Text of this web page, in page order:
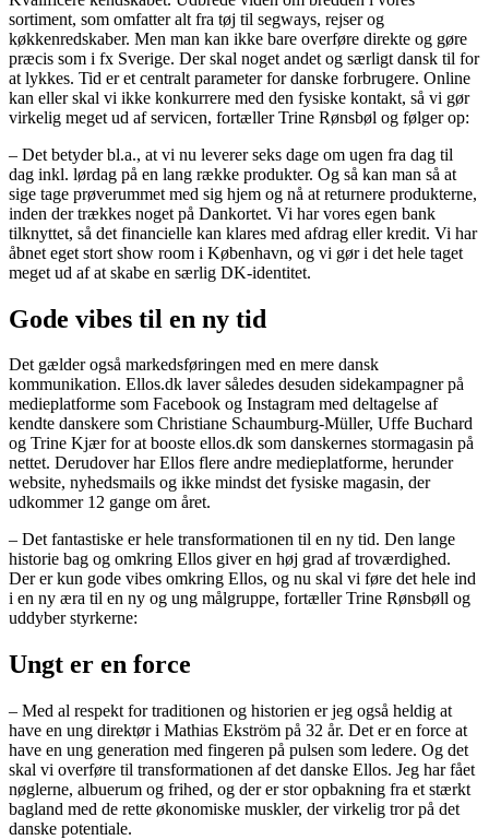
sortiment, som omfatter alt fra tøj til segways, rejser og
køkkenredskaber. Men man kan ikke bare overføre direkte og gøre
præcis som i fx Sverige. Der skal noget andet og særligt dansk til for
at lykkes. Tid er et centralt parameter for danske forbrugere. Online
kan eller skal vi ikke konkurrere med den fysiske kontakt, så vi gør
virkelig meget ud af servicen, fortæller Trine Rønsbøl og følger op:
– Det betyder bl.a., at vi nu leverer seks dage om ugen fra dag til
dag inkl. lørdag på en lang række produkter. Og så kan man så at
sige tage prøverummet med sig hjem og nå at returnere produkterne,
inden der trækkes noget på Dankortet. Vi har vores egen bank
tilknyttet, så det financielle kan klares med afdrag eller kredit. Vi har
åbnet eget stort show room i København, og vi gør i det hele taget
meget ud af at skabe en særlig DK-identitet.
Gode vibes til en ny tid
Det gælder også markedsføringen med en mere dansk
kommunikation. Ellos.dk laver således desuden sidekampagner på
medieplatforme som Facebook og Instagram med deltagelse af
kendte danskere som Christiane Schaumburg-Müller, Uffe Buchard
og Trine Kjær for at booste ellos.dk som danskernes stormagasin på
nettet. Derudover har Ellos flere andre medieplatforme, herunder
website, nyhedsmails og ikke mindst det fysiske magasin, der
udkommer 12 gange om året.
– Det fantastiske er hele transformationen til en ny tid. Den lange
historie bag og omkring Ellos giver en høj grad af troværdighed.
Der er kun gode vibes omkring Ellos, og nu skal vi føre det hele ind
i en ny æra til en ny og ung målgruppe, fortæller Trine Rønsbøll og
uddyber styrkerne:
Ungt er en force
– Med al respekt for traditionen og historien er jeg også heldig at
have en ung direktør i Mathias Ekström på 32 år. Det er en force at
have en ung generation med fingeren på pulsen som ledere. Og det
skal vi overføre til transformationen af det danske Ellos. Jeg har fået
nøglerne, albuerum og frihed, og der er stor opbakning fra et stærkt
bagland med de rette økonomiske muskler, der virkelig tror på det
danske potentiale.